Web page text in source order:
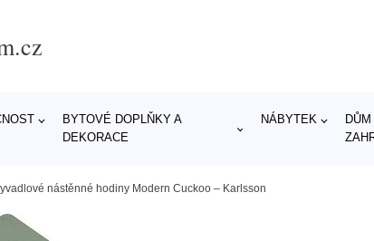
BYTOVÉ DOPLŇKY A
DEKORACE
NÁBYTEK
DŮM
nástěnné hodiny Modern Cuckoo – Karlsson